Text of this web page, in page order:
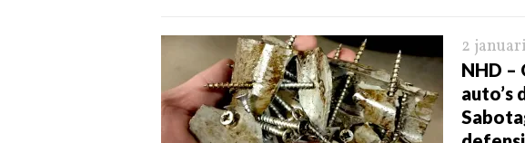
2
NHD –
auto’s